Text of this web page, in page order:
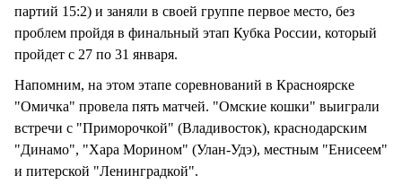
партий 15:2) и заняли в своей группе первое место, без
проблем пройдя в финальный этап Кубка России, который
пройдет с 27 по 31 января.
Напомним, на этом этапе соревнований в Красноярске
"Омичка" провела пять матчей. "Омские кошки" выиграли
встречи с "Приморочкой" (Владивосток), краснодарским
"Динамо", "Хара Морином" (Улан-Удэ), местным "Енисеем"
и питерской "Ленинградкой".